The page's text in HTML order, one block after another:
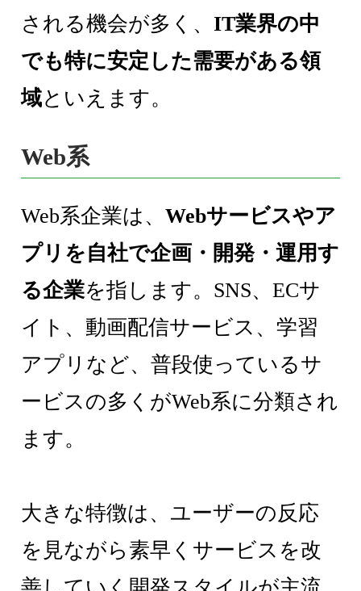
される機会が多く、IT業界の中
でも特に安定した需要がある領
域といえます。
Web系
Web系企業は、Webサービスやア
プリを自社で企画・開発・運用す
る企業を指します。SNS、ECサ
イト、動画配信サービス、学習
アプリなど、普段使っているサ
ービスの多くがWeb系に分類され
ます。
大きな特徴は、ユーザーの反応
を見ながら素早くサービスを改